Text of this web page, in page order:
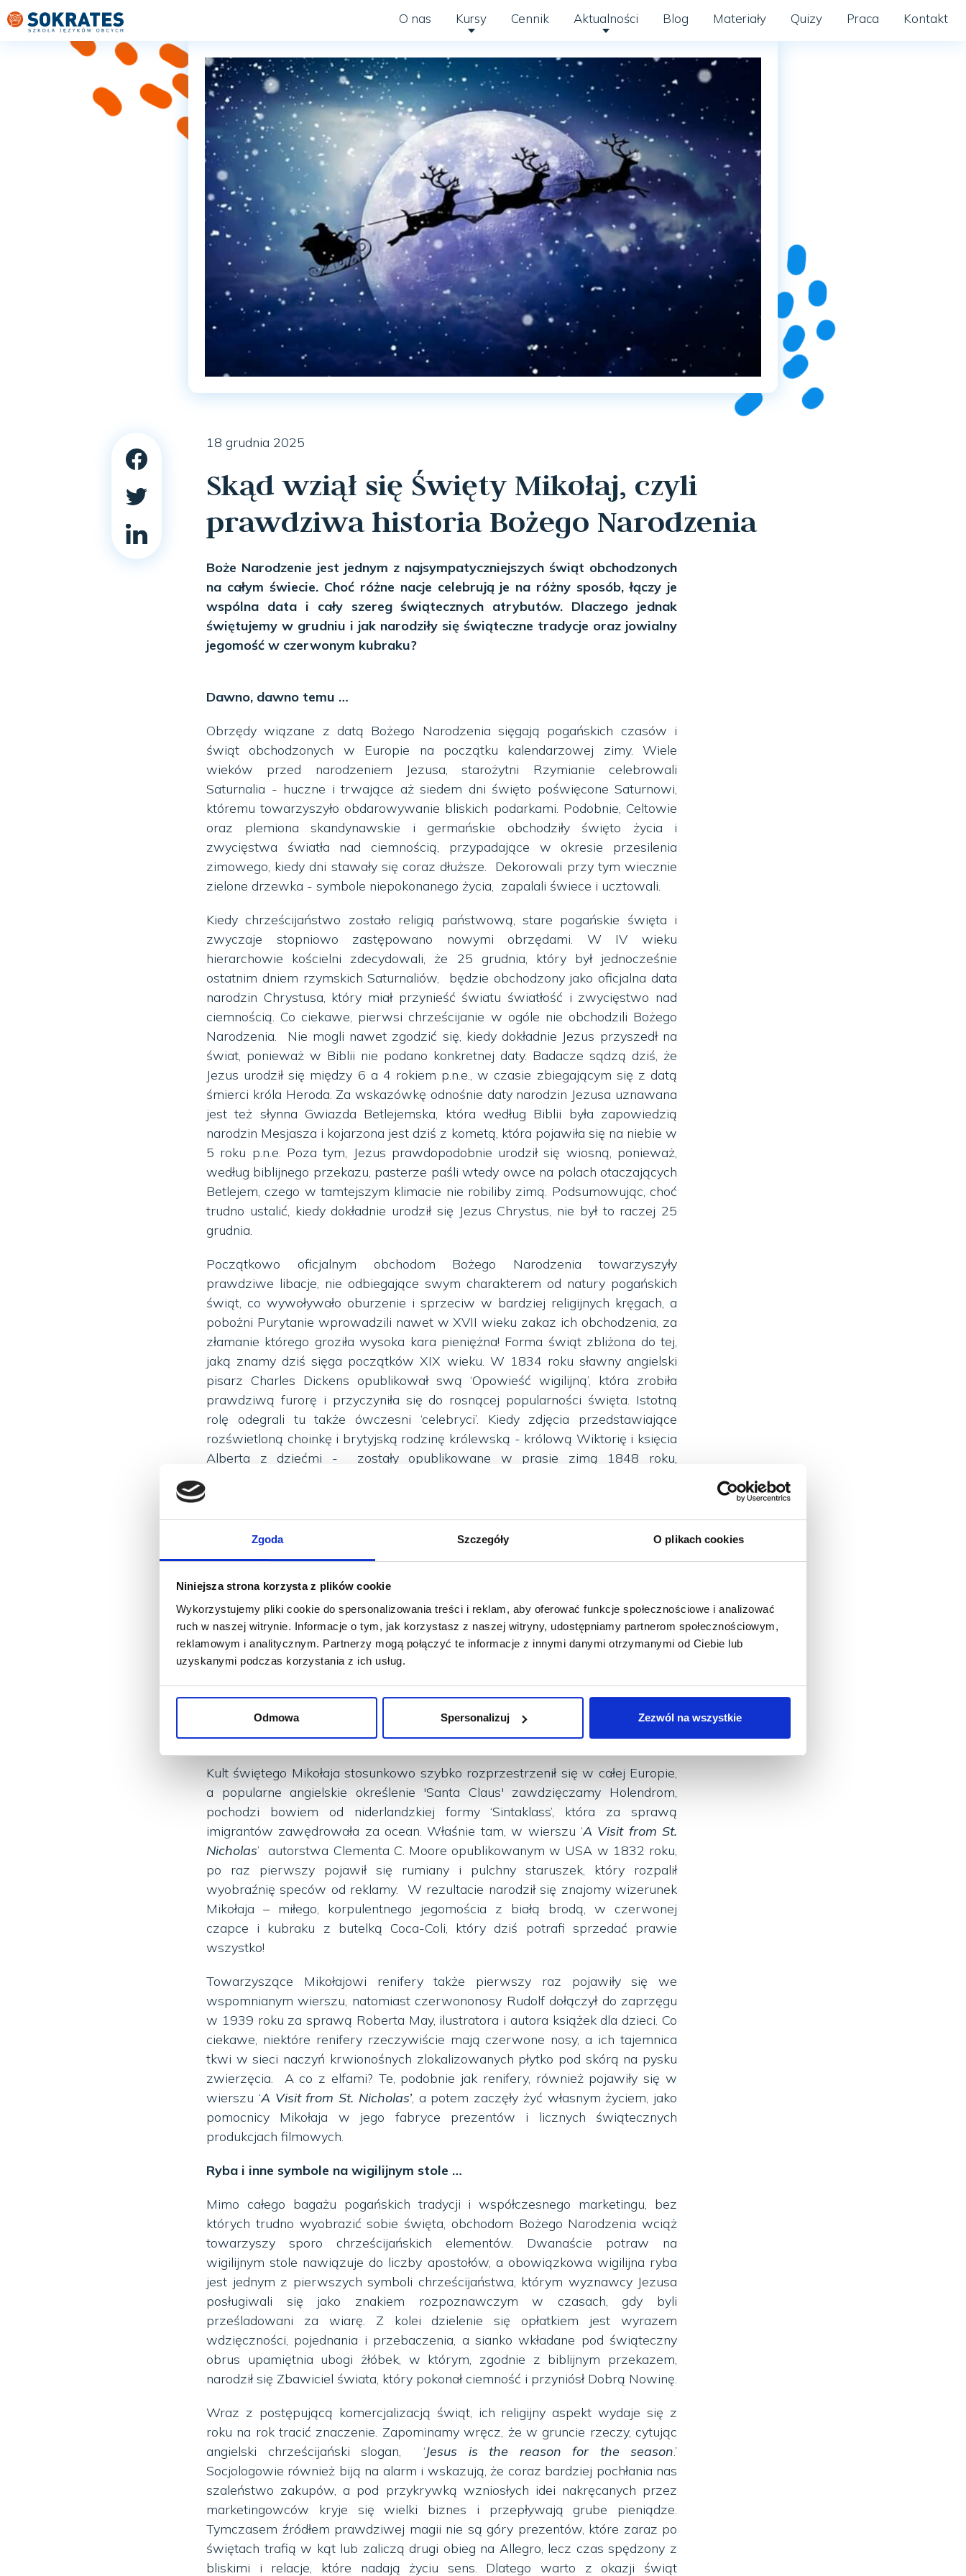
Zgoda Szczegóły O plikach cookies
Niniejsza strona korzysta z plików cookie
Wykorzystujemy pliki cookie do spersonalizowania treści i reklam, aby oferować funkcje społecznościowe i analizować
ruch w naszej witrynie. Informacje o tym, jak korzystasz z naszej witryny, udostępniamy partnerom społecznościowym,
reklamowym i analitycznym. Partnerzy mogą połączyć te informacje z innymi danymi otrzymanymi od Ciebie lub
uzyskanymi podczas korzystania z ich usług.
Odmowa Spersonalizuj Zezwól na wszystkie
O nas Kursy Cennik Aktualności Blog Materiały Quizy Praca Kontakt
18 grudnia 2025
Skąd wziął się Święty Mikołaj, czyli
prawdziwa historia Bożego Narodzenia
Boże Narodzenie jest jednym z najsympatyczniejszych świąt obchodzonych
na całym świecie.Choć różne nacje celebrują je na różny sposób, łączy je
wspólna data i cały szereg świątecznych atrybutów. Dlaczego jednak
świętujemy w grudniu i jak narodziły się świąteczne tradycje oraz jowialny
jegomość w czerwonym kubraku?
Dawno, dawno temu …
Obrzędy wiązane z datą Bożego Narodzenia sięgają pogańskich czasów i
świąt obchodzonych w Europie na początku kalendarzowej zimy. Wiele
wieków przed narodzeniem Jezusa, starożytni Rzymianie celebrowali
Saturnalia - huczne i trwające aż siedem dni święto poświęcone Saturnowi,
któremu towarzyszyło obdarowywanie bliskich podarkami. Podobnie, Celtowie
oraz plemiona skandynawskie i germańskie obchodziły święto życia i
zwycięstwa światła nad ciemnością, przypadające w okresie przesilenia
zimowego, kiedy dni stawały się coraz dłuższe. Dekorowali przy tym wiecznie
zielone drzewka - symbole niepokonanego życia, zapalali świece i ucztowali.
Kiedy chrześcijaństwo zostało religią państwową, stare pogańskie święta i
zwyczaje stopniowo zastępowano nowymi obrzędami. W IV wieku
hierarchowie kościelni zdecydowali, że 25 grudnia, który był jednocześnie
ostatnim dniem rzymskich Saturnaliów, będzie obchodzony jako oficjalna data
narodzin Chrystusa, który miał przynieść światu światłość i zwycięstwo nad
ciemnością. Co ciekawe, pierwsi chrześcijanie w ogóle nie obchodzili Bożego
Narodzenia. Nie mogli nawet zgodzić się, kiedy dokładnie Jezus przyszedł na
świat, ponieważ w Biblii nie podano konkretnej daty. Badacze sądzą dziś, że
Jezus urodził się między 6 a 4 rokiem p.n.e., w czasie zbiegającym się z datą
śmierci króla Heroda. Za wskazówkę odnośnie daty narodzin Jezusa uznawana
jest też słynna Gwiazda Betlejemska, która według Biblii była zapowiedzią
narodzin Mesjasza i kojarzona jest dziś z kometą, która pojawiła się na niebie w
5 roku p.n.e. Poza tym, Jezus prawdopodobnie urodził się wiosną, ponieważ,
według biblijnego przekazu, pasterze paśli wtedy owce na polach otaczających
Betlejem, czego w tamtejszym klimacie nie robiliby zimą. Podsumowując, choć
trudno ustalić, kiedy dokładnie urodził się Jezus Chrystus, nie był to raczej 25
grudnia.
Początkowo oficjalnym obchodom Bożego Narodzenia towarzyszyły
prawdziwe libacje, nie odbiegające swym charakterem od natury pogańskich
świąt, co wywoływało oburzenie i sprzeciw w bardziej religijnych kręgach, a
pobożni Purytanie wprowadzili nawet w XVII wieku zakaz ich obchodzenia, za
złamanie którego groziła wysoka kara pieniężna! Forma świąt zbliżona do tej,
jaką znamy dziś sięga początków XIX wieku. W 1834 roku sławny angielski
pisarz Charles Dickens opublikował swą ‘Opowieść wigilijną’, która zrobiła
prawdziwą furorę i przyczyniła się do rosnącej popularności święta. Istotną
rolę odegrali tu także ówczesni ‘celebryci’. Kiedy zdjęcia przedstawiające
rozświetloną choinkę i brytyjską rodzinę królewską - królową Wiktorię i księcia
Alberta z dziećmi - zostały opublikowane w prasie zimą 1848 roku,
zakątków świata.
Mikołaj, elfy i renifery …
Święty Mikołaj z Miry, będący inspiracją dla sympatycznego jegomościa, bez
którego trudno wyobrazić sobie dziś Boże Narodzenie, i który w towarzystwie
elfów oraz zaprzęgu reniferów przynosi grzecznym dzieciom prezenty, istniał
naprawdę i wsławił się licznymi dobrymi uczynkami. Żył w Turcji na przełomie
III i IV wieku i był biskupem, który pomagał ubogim, szczególnie dzieciom, a
Postać świętego Mikołaja z czasem została owiana legendą, a jego szczodrość
wskazywana jest jako jedno ze źródeł tradycji obdarowywania bliskich
prezentami.
Kult świętego Mikołaja stosunkowo szybko rozprzestrzenił się w całej Europie,
a popularne angielskie określenie 'Santa Claus' zawdzięczamy Holendrom,
pochodzi bowiem od niderlandzkiej formy ‘Sintaklass’, która za sprawą
imigrantów zawędrowała za ocean. Właśnie tam, w wierszu ‘A Visit from St.
Nicholas’ autorstwa Clementa C. Moore opublikowanym w USA w 1832 roku,
po raz pierwszy pojawił się rumiany i pulchny staruszek, który rozpalił
wyobraźnię speców od reklamy. W rezultacie narodził się znajomy wizerunek
Mikołaja – miłego, korpulentnego jegomościa z białą brodą, w czerwonej
czapce i kubraku z butelką Coca-Coli, który dziś potrafi sprzedać prawie
wszystko!
Towarzyszące Mikołajowi renifery także pierwszy raz pojawiły się we
wspomnianym wierszu, natomiast czerwononosy Rudolf dołączył do zaprzęgu
w 1939 roku za sprawą Roberta May, ilustratora i autora książek dla dzieci. Co
ciekawe, niektóre renifery rzeczywiście mają czerwone nosy, a ich tajemnica
tkwi w sieci naczyń krwionośnych zlokalizowanych płytko pod skórą na pysku
zwierzęcia. A co z elfami? Te, podobnie jak renifery, również pojawiły się w
wierszu ‘A Visit from St. Nicholas’, a potem zaczęły żyć własnym życiem, jako
pomocnicy Mikołaja w jego fabryce prezentów i licznych świątecznych
produkcjach filmowych.
Ryba i inne symbole na wigilijnym stole …
Mimo całego bagażu pogańskich tradycji i współczesnego marketingu, bez
których trudno wyobrazić sobie święta, obchodom Bożego Narodzenia wciąż
towarzyszy sporo chrześcijańskich elementów. Dwanaście potraw na
wigilijnym stole nawiązuje do liczby apostołów, a obowiązkowa wigilijna ryba
jest jednym z pierwszych symboli chrześcijaństwa, którym wyznawcy Jezusa
posługiwali się jako znakiem rozpoznawczym w czasach, gdy byli
prześladowani za wiarę. Z kolei dzielenie się opłatkiem jest wyrazem
wdzięczności, pojednania i przebaczenia, a sianko wkładane pod świąteczny
obrus upamiętnia ubogi żłóbek, w którym, zgodnie z biblijnym przekazem,
narodził się Zbawiciel świata, który pokonał ciemność i przyniósł Dobrą Nowinę.
Wraz z postępującą komercjalizacją świąt, ich religijny aspekt wydaje się z
roku na rok tracić znaczenie. Zapominamy wręcz, że w gruncie rzeczy, cytując
angielski chrześcijański slogan, ‘Jesus is the reason for the season.’
Socjologowie również biją na alarm i wskazują, że coraz bardziej pochłania nas
szaleństwo zakupów, a pod przykrywką wzniosłych idei nakręcanych przez
marketingowców kryje się wielki biznes i przepływają grube pieniądze.
Tymczasem źródłem prawdziwej magii nie są góry prezentów, które zaraz po
świętach trafią w kąt lub zaliczą drugi obieg na Allegro, lecz czas spędzony z
bliskimi i relacje, które nadają życiu sens. Dlatego warto z okazji świąt